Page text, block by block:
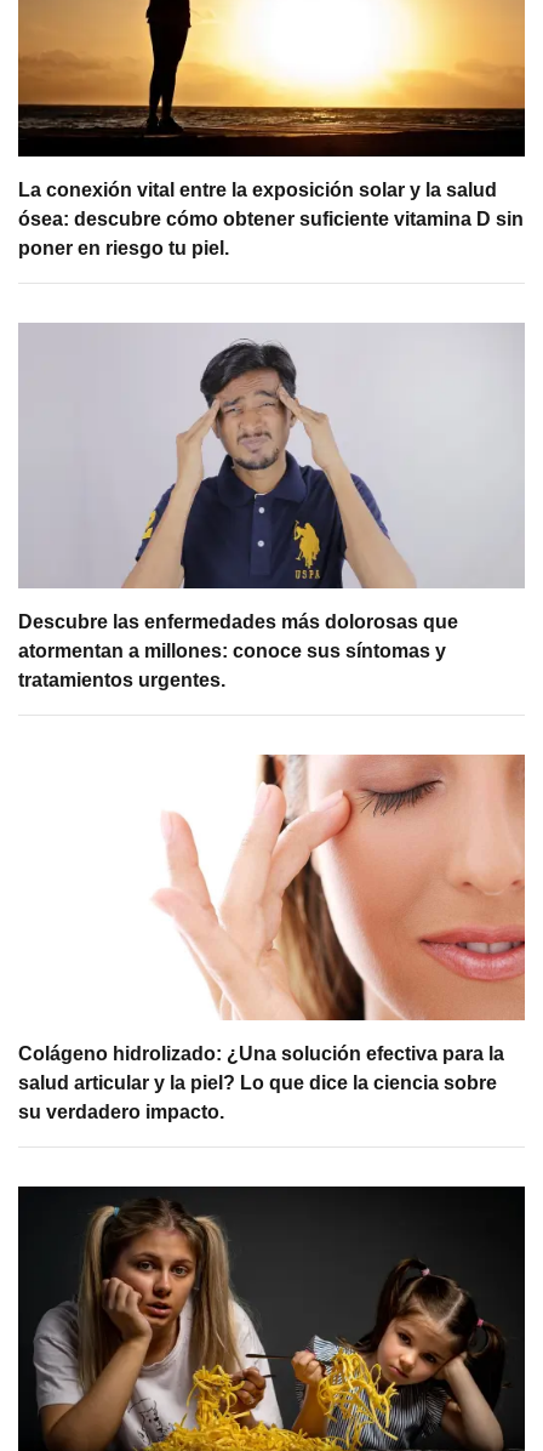
La conexión vital entre la exposición solar y la salud
ósea: descubre cómo obtener suficiente vitamina D sin
poner en riesgo tu piel.
Descubre las enfermedades más dolorosas que
atormentan a millones: conoce sus síntomas y
tratamientos urgentes.
Colágeno hidrolizado: ¿Una solución efectiva para la
salud articular y la piel? Lo que dice la ciencia sobre
su verdadero impacto.